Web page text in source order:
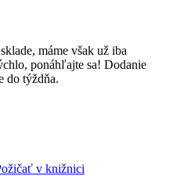
máme však už iba
ponáhľajte sa! Dodanie
do týždňa.
v knižnici